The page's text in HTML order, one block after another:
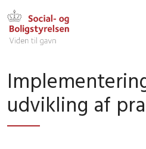
udvikling af